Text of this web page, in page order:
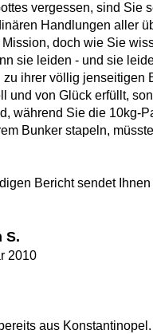
vergessen, sind Sie
Handlungen aller
doch wie Sie
sie leiden - und sie
ihrer völlig jenseitigen
und von Glück erfüllt,
während Sie die 10kg-
Bunker stapeln,
Bericht sendet
S.
2010
aus